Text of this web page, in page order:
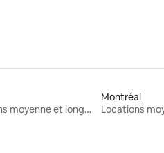
Locations moyenne et longue durée
Montréal